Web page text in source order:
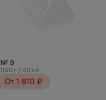
№ 9
1140 г / 40 шт
От 1 810 ₽